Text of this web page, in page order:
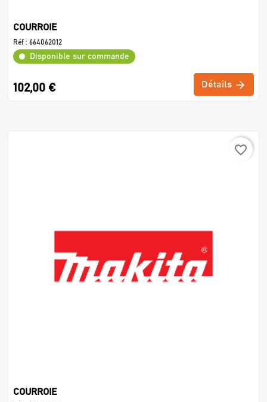
COURROIE
Réf : 664062012
Disponible sur commande
102,00 € Détails
favorite_border
COURROIE